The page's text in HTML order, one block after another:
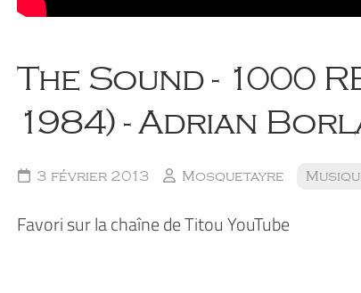
The Sound - 1000
1984) - Adrian
3 février 2013 Mosquetayre
Favori sur la chaîne de Titou YouTube